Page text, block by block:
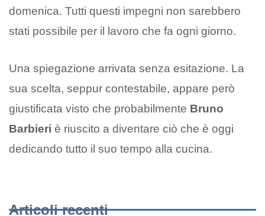
domenica. Tutti questi impegni non sarebbero
stati possibile per il lavoro che fa ogni giorno.
Una spiegazione arrivata senza esitazione. La
sua scelta, seppur contestabile, appare però
giustificata visto che probabilmente Bruno
Barbieri è riuscito a diventare ciò che è oggi
dedicando tutto il suo tempo alla cucina.
Articoli recenti